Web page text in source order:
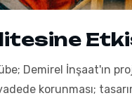
Demirel İnşaat'ın
korunması;